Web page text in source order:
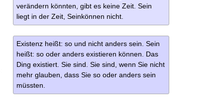
verändern könnten, gibt es keine Zeit. Sein
liegt in der Zeit, Seinkönnen nicht.
Existenz heißt: so und nicht anders sein. Sein
heißt: so oder anders existieren können. Das
Ding existiert. Sie sind. Sie sind, wenn Sie nicht
mehr glauben, dass Sie so oder anders sein
müssten.